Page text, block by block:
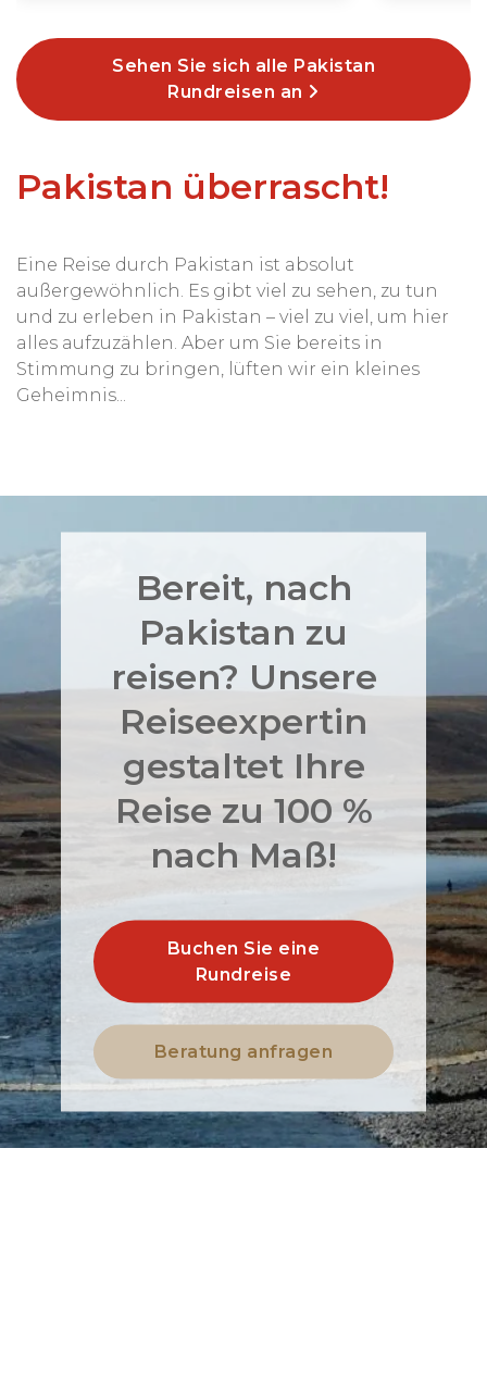
Sehen Sie sich alle Pakistan
Rundreisen an
Pakistan überrascht!
Eine Reise durch Pakistan ist absolut
außergewöhnlich. Es gibt viel zu sehen, zu tun
und zu erleben in Pakistan – viel zu viel, um hier
alles aufzuzählen. Aber um Sie bereits in
Stimmung zu bringen, lüften wir ein kleines
Geheimnis...
Bereit, nach
Pakistan zu
reisen? Unsere
Reiseexpertin
gestaltet Ihre
Reise zu 100 %
nach Maß!
Buchen Sie eine
Rundreise
Beratung anfragen